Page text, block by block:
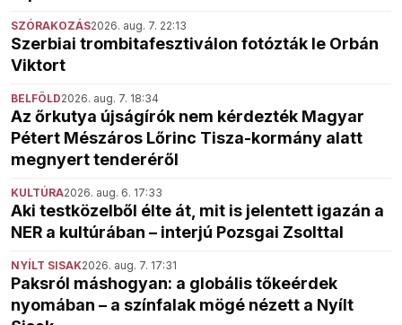
SZÓRAKOZÁS2026. aug. 7. 22:13
Szerbiai trombitafesztiválon fotózták le Orbán
Viktort
BELFÖLD2026. aug. 7. 18:34
Az őrkutya újságírók nem kérdezték Magyar
Pétert Mészáros Lőrinc Tisza-kormány alatt
megnyert tenderéről
KULTÚRA2026. aug. 6. 17:33
Aki testközelből élte át, mit is jelentett igazán a
NER a kultúrában – interjú Pozsgai Zsolttal
NYÍLT SISAK2026. aug. 7. 17:31
Paksról máshogyan: a globális tőkeérdek
nyomában – a színfalak mögé nézett a Nyílt